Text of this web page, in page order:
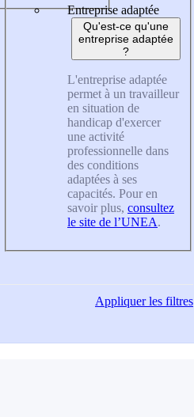
Entreprise adaptée
Qu'est-ce qu'une
entreprise adaptée
?
L'entreprise adaptée
permet à un travailleur
en situation de
handicap d'exercer
une activité
professionnelle dans
des conditions
adaptées à ses
capacités. Pour en
savoir plus, consultez
le site de l’UNEA.
Appliquerles filtres